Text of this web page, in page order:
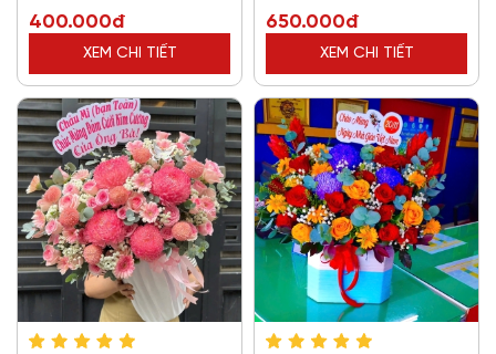
400.000đ
XEM CHI TIẾT
650.000đ
XEM CHI TIẾT